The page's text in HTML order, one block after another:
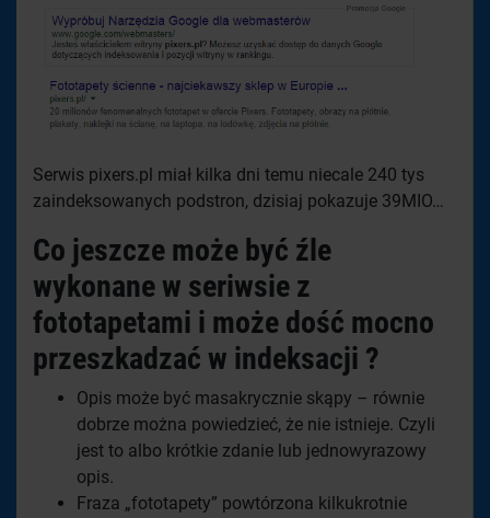
Serwis pixers.pl miał kilka dni temu niecale 240 tys
zaindeksowanych podstron, dzisiaj pokazuje 39MIO…
Co jeszcze może być źle
wykonane w seriwsie z
fototapetami i może dość mocno
przeszkadzać w indeksacji ?
Opis może być masakrycznie skąpy – równie
dobrze można powiedzieć, że nie istnieje. Czyli
jest to albo krótkie zdanie lub jednowyrazowy
opis.
Fraza „fototapety” powtórzona kilkukrotnie